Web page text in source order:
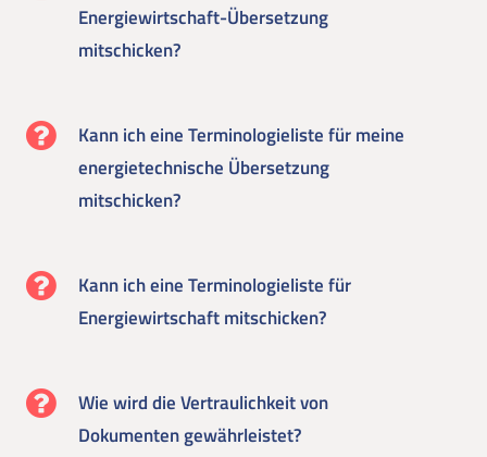
Energiewirtschaft-Übersetzung
mitschicken?
Kann ich eine Terminologieliste für meine
energietechnische Übersetzung
mitschicken?
Kann ich eine Terminologieliste für
Energiewirtschaft mitschicken?
Wie wird die Vertraulichkeit von
Dokumenten gewährleistet?